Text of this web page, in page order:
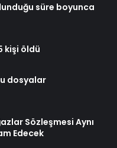
süre boyunca
kişi öldü
dosyalar
Sözleşmesi Aynı
Edecek